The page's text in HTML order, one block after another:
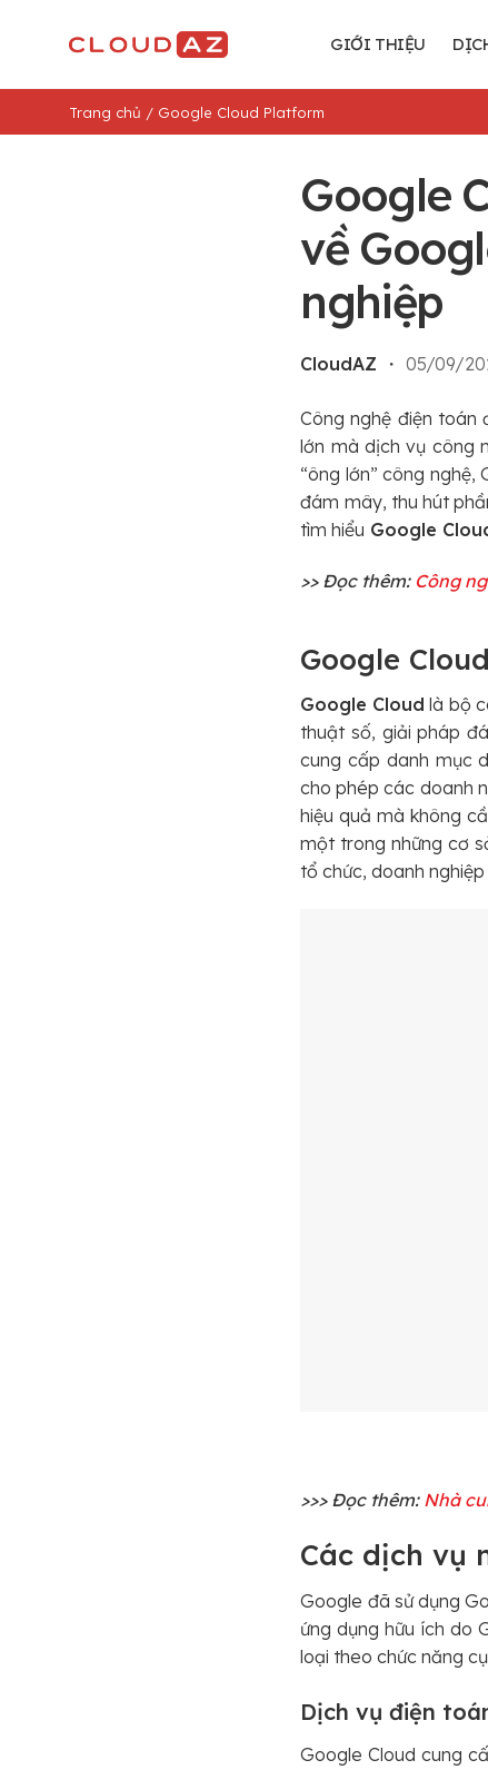
GIỚI THIỆU
Trang chủ / Google Cloud Platform
Google
về
nghiệp
CloudAZ ・ 05/09/
Công nghệ điện toán
lớn mà dịch vụ công
“ông lớn” công
đám mây, thu hút
tìm hiểu Google
>> Đọc thêm: Công
Google
Google Cloud là bộ
thuật số, giải pháp
cung cấp danh mục
cho phép các doanh
hiệu quả mà không
một trong những cơ
tổ chức, doanh nghiệp
>>> Đọc thêm: Nhà
Các dịch vụ
Google đã sử dụng
ứng dụng hữu ích do
loại theo chức năng
Dịch vụ điện
Google Cloud cung